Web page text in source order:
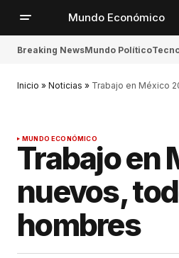
Mundo Económico
Breaking NewsMundo Político
Inicio » Noticias » Trabajo en México
MUNDO ECONÓMICO
Trabajo en
nuevos,
hombres